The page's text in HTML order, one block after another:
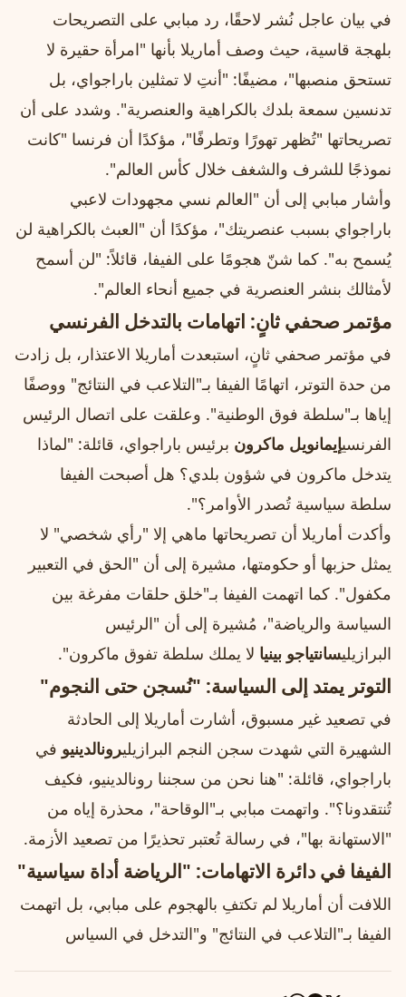
في بيان عاجل نُشر لاحقًا، رد مبابي على التصريحات
بلهجة قاسية، حيث وصف أماريلا بأنها "امرأة حقيرة لا
تستحق منصبها"، مضيفًا: "أنتِ لا تمثلين باراجواي، بل
تدنسين سمعة بلدك بالكراهية والعنصرية". وشدد على أن
تصريحاتها "تُظهر تهورًا وتطرفًا"، مؤكدًا أن فرنسا "كانت
نموذجًا للشرف والشغف خلال كأس العالم".
وأشار مبابي إلى أن "العالم نسي مجهودات لاعبي
باراجواي بسبب عنصريتك"، مؤكدًا أن "العبث بالكراهية لن
يُسمح به". كما شنّ هجومًا على الفيفا، قائلاً: "لن أسمح
لأمثالك بنشر العنصرية في جميع أنحاء العالم".
مؤتمر صحفي ثانٍ: اتهامات بالتدخل الفرنسي
في مؤتمر صحفي ثانٍ، استبعدت أماريلا الاعتذار، بل زادت
من حدة التوتر، اتهامًا الفيفا بـ"التلاعب في النتائج" ووصفًا
إياها بـ"سلطة فوق الوطنية". وعلقت على اتصال الرئيس
الفرنسيإيمانويل ماكرون برئيس باراجواي، قائلة: "لماذا
يتدخل ماكرون في شؤون بلدي؟ هل أصبحت الفيفا
سلطة سياسية تُصدر الأوامر؟".
وأكدت أماريلا أن تصريحاتها ماهي إلا "رأي شخصي" لا
يمثل حزبها أو حكومتها، مشيرة إلى أن "الحق في التعبير
مكفول". كما اتهمت الفيفا بـ"خلق حلقات مفرغة بين
السياسة والرياضة"، مُشيرة إلى أن "الرئيس
البرازيليسانتياجو بينيا لا يملك سلطة تفوق ماكرون".
التوتر يمتد إلى السياسة: "نُسجن حتى النجوم"
في تصعيد غير مسبوق، أشارت أماريلا إلى الحادثة
الشهيرة التي شهدت سجن النجم البرازيليرونالدينيو في
باراجواي، قائلة: "هنا نحن من سجننا رونالدينيو، فكيف
تُنتقدونا؟". واتهمت مبابي بـ"الوقاحة"، محذرة إياه من
"الاستهانة بها"، في رسالة تُعتبر تحذيرًا من تصعيد الأزمة.
الفيفا في دائرة الاتهامات: "الرياضة أداة سياسية"
اللافت أن أماريلا لم تكتفِ بالهجوم على مبابي، بل اتهمت
الفيفا بـ"التلاعب في النتائج" و"التدخل في السياس